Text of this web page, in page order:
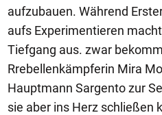
aufzubauen. Während
aufs Experimentieren
Tiefgang aus. zwar
Rrebellenkämpferin Mira
Hauptmann Sargento zur
sie aber ins Herz schließen